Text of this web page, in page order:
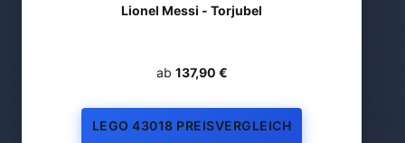
Lionel Messi - Torjubel
ab 137,90 €
LEGO 43018 PREISVERGLEICH